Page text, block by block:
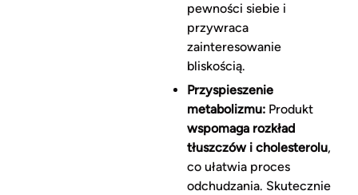
pewności siebie i
przywraca
zainteresowanie
bliskością.
Przyspieszenie
metabolizmu:Produkt
wspomaga rozkład
tłuszczów i cholesterolu,
co ułatwia proces
odchudzania. Skutecznie